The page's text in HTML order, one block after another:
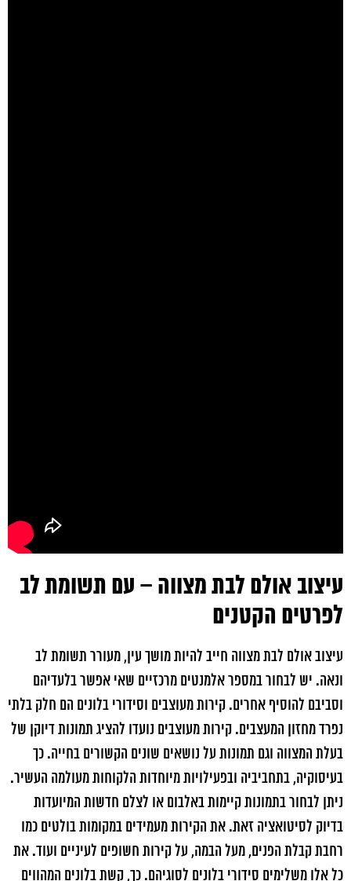
עיצוב אולם לבת מצווה – עם תשומת לב
לפרטים הקטנים
עיצוב אולם לבת מצווה חייב להיות מושך עין, מעורר תשומת לב
ונאה. יש לבחור במספר אלמנטים מרכזיים שאי אפשר בלעדיהם
וסביבם להוסיף אחרים. קירות מעוצבים וסידורי בלונים הם חלק בלתי
נפרד מחזון המעצבים. קירות מעוצבים נועדו להציג תמונות דיוקן של
בעלת המצווה וגם תמונות על נושאים שונים הקשורים בחייה. כך
בעיסוקיה, בתחביביה ובפעילויות מיוחדות הלקוחות מעולמה העשיר.
ניתן לבחור בתמונות קיימות באלבום או לצלם חדשות המיועדות
בדיוק לסיטואציה זאת. את הקירות מעמידים במקומות בולטים כמו
רחבת קבלת הפנים, מעל הבמה, על קירות חשופים לעיניים ועוד. את
כל אלו משלימים סידורי בלונים לסוגיהם. כך, קשת בלונים המהווים